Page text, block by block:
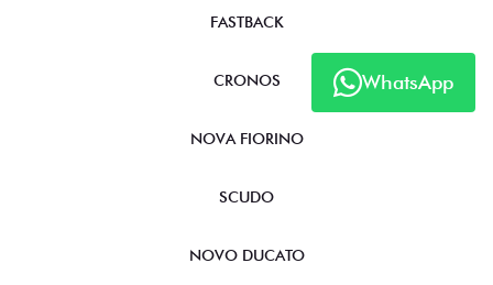
WhatsApp
FASTBACK
CRONOS
NOVA FIORINO
SCUDO
NOVO DUCATO